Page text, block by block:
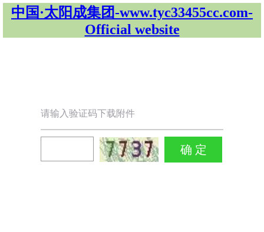
中国·太阳成集团-www.tyc33455cc.com-
Official website
请输入验证码下载附件